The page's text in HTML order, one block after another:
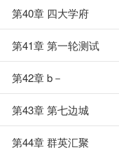
第40章 四大学府
第41章 第一轮测试
第42章 b－
第43章 第七边城
第44章 群英汇聚